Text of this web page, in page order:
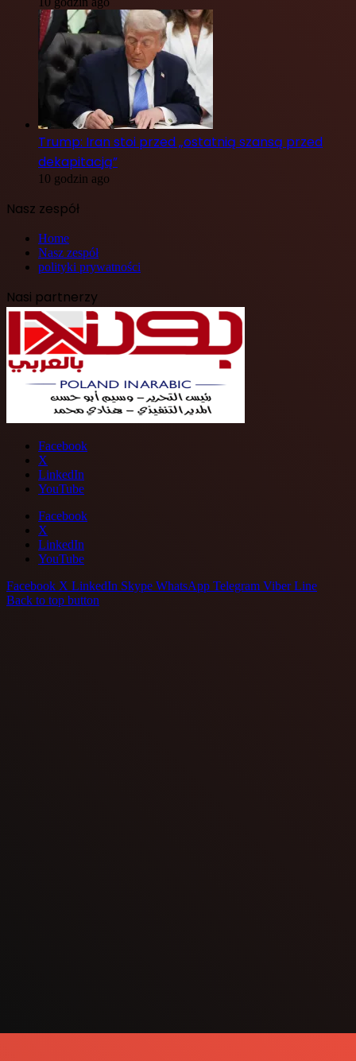
Trump: Iran stoi przed „ostatnią szansą przed
dekapitacją”
10 godzin ago
Nasz zespół
Home
Nasz zespół
polityki prywatności
Nasi partnerzy
Facebook
X
LinkedIn
YouTube
Facebook
X
LinkedIn
YouTube
Facebook X LinkedIn Skype WhatsApp Telegram Viber Line
Back to top button